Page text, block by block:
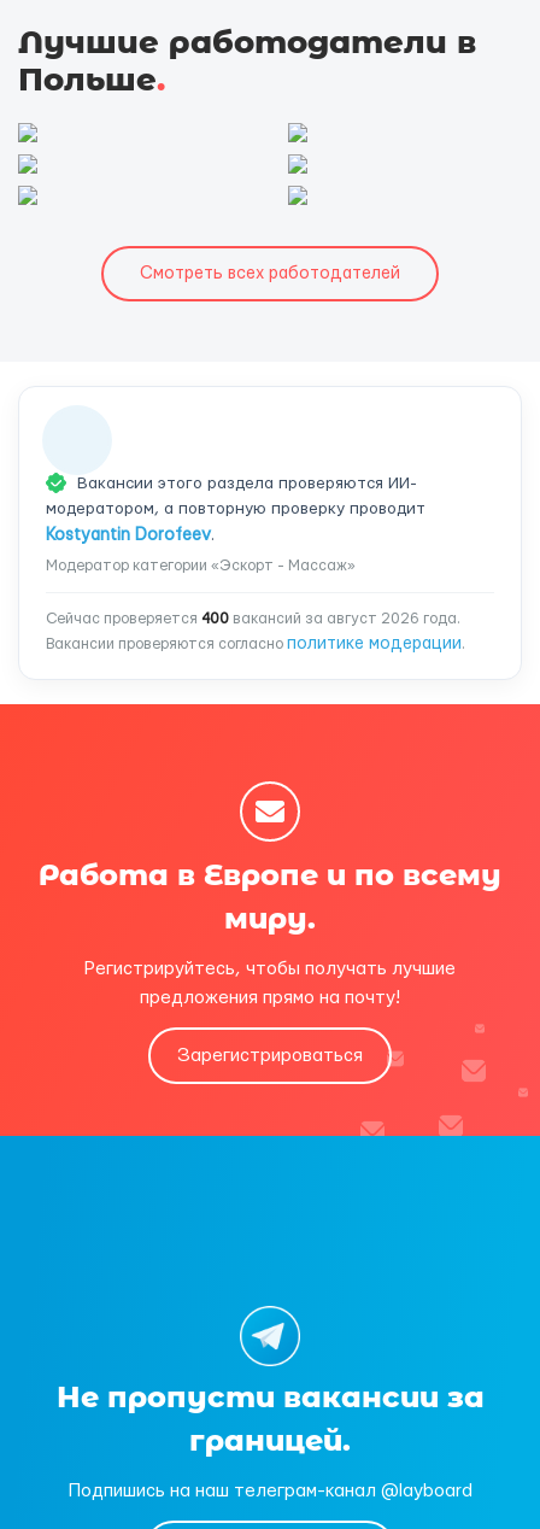
Лучшие работодатели в
Польше.
Смотреть всех работодателей
Вакансии этого раздела проверяются ИИ-
модератором, а повторную проверку проводит
Kostyantin Dorofeev.
Модератор категории «Эскорт - Массаж»
Сейчас проверяется 400 вакансий за август 2026 года.
Вакансии проверяются согласно политике модерации.
Работа в Европе и по всему
миру.
Регистрируйтесь, чтобы получать лучшие
предложения прямо на почту!
Зарегистрироваться
Не пропусти вакансии за
границей.
Подпишись на наш телеграм-канал @layboard